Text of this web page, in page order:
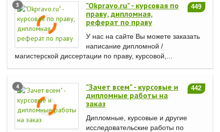
3 449
"Okpravo.ru" - курсовая по
праву, дипломная,
реферат по праву
У нас на сайте Вы можете заказать
написание дипломной /
магистерской диссертации по праву, курсовой,...
4 442
"Зачет всем" - курсовые и
дипломные работы на
заказ
Дипломные, курсовые и другие
исследовательские работы по